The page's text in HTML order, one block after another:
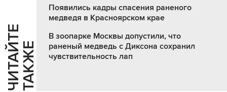
Ч
И
Т
АЙ
Т
Е
Т
А
К
ЖЕ
Появились кадры спасения раненого
медведя в Красноярском крае
В зоопарке Москвы допустили, что
раненый медведь с Диксона сохранил
чувствительность лап